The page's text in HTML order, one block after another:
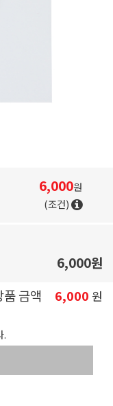
6,000원
(조건)
6,000원
품 금액
6,000 원
.